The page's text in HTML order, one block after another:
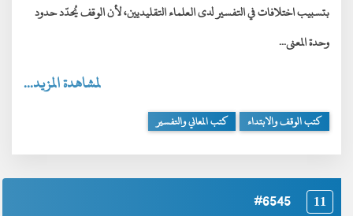
بتسبيباختلافات في التفسير لدى العلماء التقليديين، لأن الوقف يُحدّدحدود
وحدة المعنى...
لمشاهدة المزيد...
كتب الوقف والابتداء كتب المعاني والتفسير
11
#6545